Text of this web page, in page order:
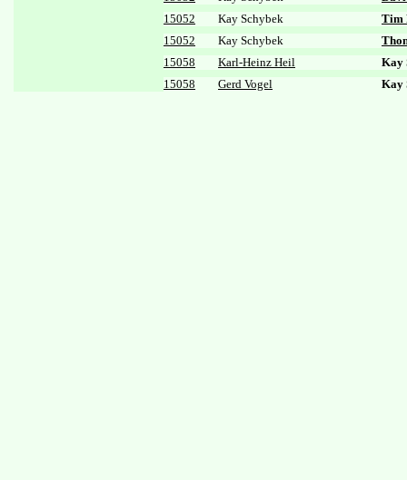
15052
Kay Schybek
Tim
15052
Kay Schybek
15058
Karl-Heinz Heil
Kay
15058
Gerd Vogel Kay